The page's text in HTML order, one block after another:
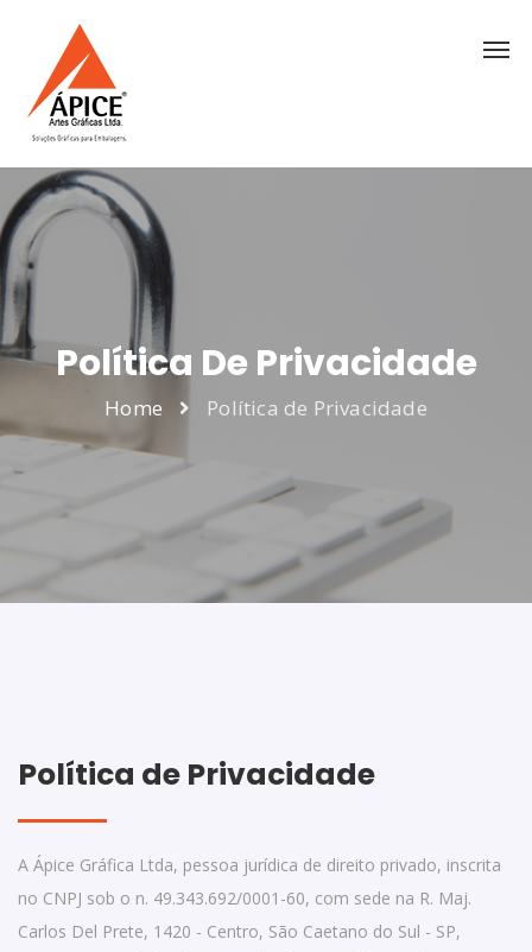
Política De Privacidade
Home Política de Privacidade
Política de Privacidade
A Ápice Gráfica Ltda, pessoa jurídica de direito privado, inscrita
no CNPJ sob o n. 49.343.692/0001-60, com sede na R. Maj.
Carlos Del Prete, 1420 - Centro, São Caetano do Sul - SP,